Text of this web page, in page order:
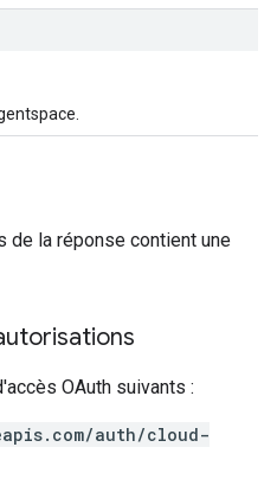
de la réponse contient une
OAuth suivants :
auth/cloud-